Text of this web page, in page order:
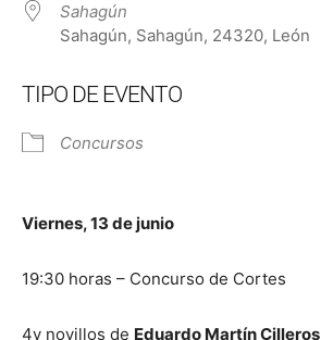
Sahagún
Sahagún, Sahagún, 24320, León
TIPO DE EVENTO
Concursos
Viernes, 13 de junio
19:30 horas – Concurso de Cortes
4v novillos de Eduardo Martín Cilleros